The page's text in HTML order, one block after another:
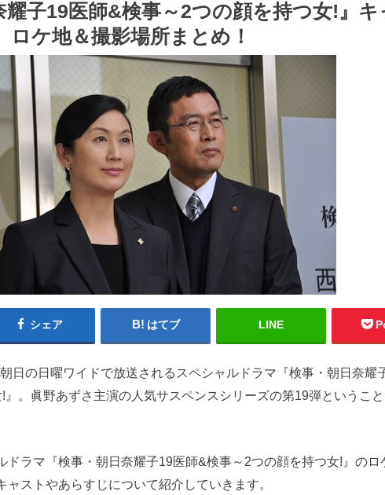
耀子19医師&検事～2つの顔を持つ女!』キ
ロケ地＆撮影場所まとめ！
シェア はてブ LINE
日の日曜ワイドで放送されるスペシャルドラマ『検事・朝日奈耀
。眞野あずさ主演の人気サスペンスシリーズの第19弾というこ
ドラマ『検事・朝日奈耀子19医師&検事～2つの顔を持つ女!』のロ
ャストやあらすじについて紹介していきます。